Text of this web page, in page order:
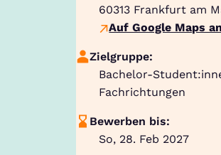
60313 Frankfurt am
Auf Google Maps
Zielgruppe:
Bachelor-
Fachrichtungen
Bewerben bis:
So, 28. Feb 2027